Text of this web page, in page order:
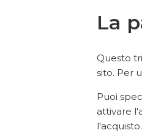
La
Questo
sito. Per
Puoi
attivare
l'acquisto.